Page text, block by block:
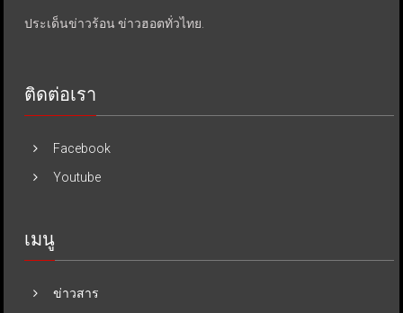
ประเด็นข่าวร้อน ข่าวฮอตทั่วไทย.
ติดต่อเรา
Facebook
Youtube
เมนู
ข่าวสาร